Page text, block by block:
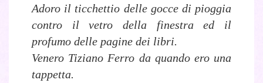
Adoro il ticchettio delle gocce di pioggia
contro il vetro della finestra ed il
profumo delle pagine dei libri.
Venero Tiziano Ferro da quando ero una
tappetta.